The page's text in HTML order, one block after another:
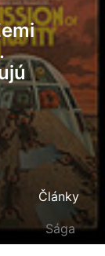
Články
Sága